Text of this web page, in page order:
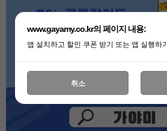
www.gayamy.co.kr의 페이지 내용:
앱 설치하고 할인 쿠폰 받기 또는 앱 실행하기
취소